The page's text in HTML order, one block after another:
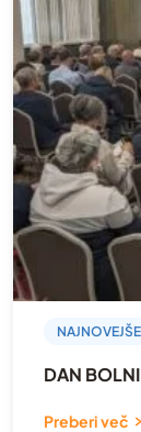
DAN
Preberi več